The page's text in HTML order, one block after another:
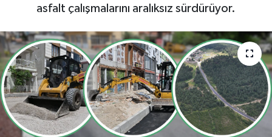
asfalt çalışmalarını aralıksız sürdürüyor.
BİLİM VE TEKNOLOJİ
Yaşam
Tarih
Çevre